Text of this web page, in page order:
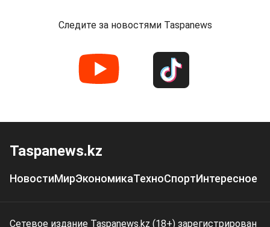
Следите за новостями Taspanews
Taspanews.kz
НовостиМирЭкономикаТехноСпортИнтересное
Сетевое издание Taspanews.kz (18+) зарегистрирован